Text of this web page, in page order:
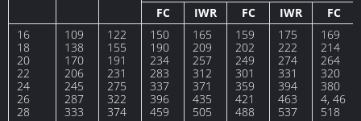
FC
IWR FC IWR
FC
16
18
20
22
24
26
28
109
138
170
206
245
287
333
122
155
191
231
275
322
374
150
190
234
283
337
396
459
165
209
257
312
371
435
505
159
202
249
301
359
421
488
175
222
274
331
394
463
537
169
214
264
320
380
4, 46
518